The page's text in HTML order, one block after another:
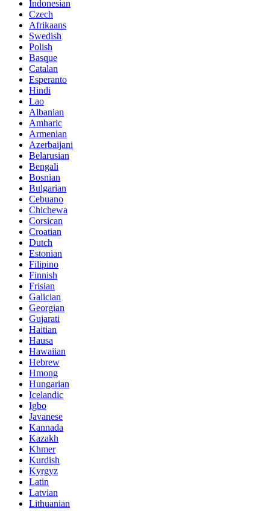
Indonesian
Czech
Afrikaans
Swedish
Polish
Basque
Catalan
Esperanto
Hindi
Lao
Albanian
Amharic
Armenian
Azerbaijani
Belarusian
Bengali
Bosnian
Bulgarian
Cebuano
Chichewa
Corsican
Croatian
Dutch
Estonian
Filipino
Finnish
Frisian
Galician
Georgian
Gujarati
Haitian
Hausa
Hawaiian
Hebrew
Hmong
Hungarian
Icelandic
Igbo
Javanese
Kannada
Kazakh
Khmer
Kurdish
Kyrgyz
Latin
Latvian
Lithuanian